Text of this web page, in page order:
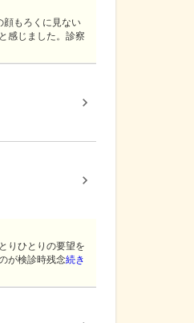
顔もろくに見ない
感じました。診察
りひとりの要望を
が検診時残念続き